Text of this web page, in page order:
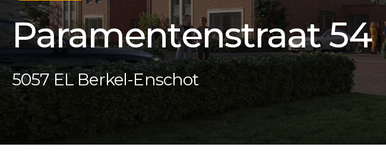
Paramentenstraat 54
5057 EL Berkel-Enschot